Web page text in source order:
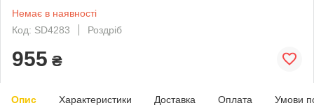
Немає в наявності
Код: SD4283
Роздріб
955 ₴
Опис Характеристики Доставка Оплата Умови